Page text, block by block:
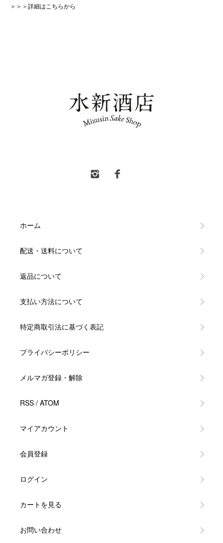
＞＞＞詳細はこちらから
ホーム
配送・送料について
返品について
支払い方法について
特定商取引法に基づく表記
プライバシーポリシー
メルマガ登録・解除
RSS / ATOM
マイアカウント
会員登録
ログイン
カートを見る
お問い合わせ